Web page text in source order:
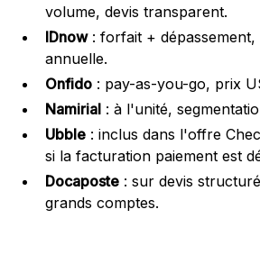
volume, devis transparent.
IDnow: forfait + dépassement,
annuelle.
Onfido : pay-as-you-go, prix
Namirial : à l'unité,
Ubble : inclus dans l'offre
si la facturation paiement est
Docaposte : sur devis
grands comptes.